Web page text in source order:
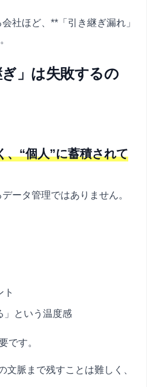
社ほど、**「引き継ぎ漏れ」
」は失敗するの
、“個人”に蓄積されて
ータ管理ではありません。
ト
」という温度感
です。
文脈まで残すことは難しく、